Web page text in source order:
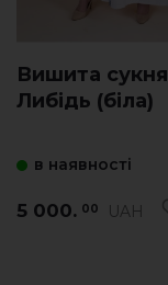
Вишита сукня
Либідь (біла)
в наявності
5 000. 00 UAH